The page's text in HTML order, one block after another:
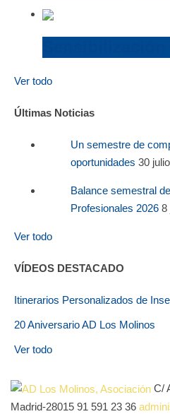
Ver todo
Últimas Noticias
Un semestre de
oportunidades 30
Balance semestral
Profesionales 2026 8
Ver todo
VÍDEOS DESTACADO
Itinerarios Personalizados de
20 Aniversario AD Los Molinos
Ver todo
C/
Madrid-28015 91 591 23 36